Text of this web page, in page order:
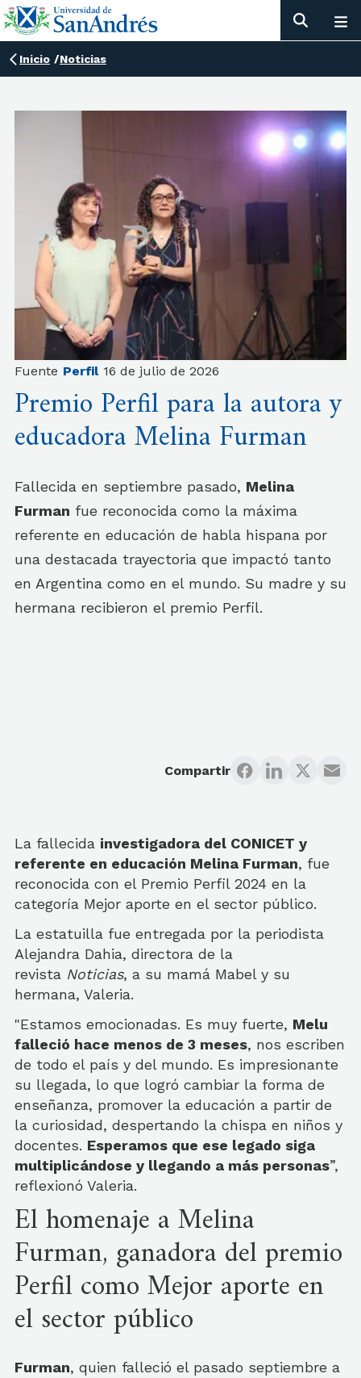
Inicio /Noticias
Fuente Perfil 16 de julio de 2026
Premio Perfil para la autora y
educadora Melina Furman
Fallecida en septiembre pasado, Melina
Furman fue reconocida como la máxima
referente en educación de habla hispana por
una destacada trayectoria que impactó tanto
en Argentina como en el mundo. Su madre y su
hermana recibieron el premio Perfil.
Compartir
La fallecida investigadora del CONICET y
referente en educación Melina Furman, fue
reconocida con el Premio Perfil 2024 en la
categoría Mejor aporte en el sector público.
La estatuilla fue entregada por la periodista
Alejandra Dahia, directora de la
revista Noticias, a su mamá Mabel y su
hermana, Valeria.
"Estamos emocionadas. Es muy fuerte, Melu
falleció hace menos de 3 meses, nos escriben
de todo el país y del mundo. Es impresionante
su llegada, lo que logró cambiar la forma de
enseñanza, promover la educación a partir de
la curiosidad, despertando la chispa en niños y
docentes. Esperamos que ese legado siga
multiplicándose y llegando a más personas”,
reflexionó Valeria.
El homenaje a Melina
Furman, ganadora del premio
Perfil como Mejor aporte en
el sector público
Furman, quien falleció el pasado septiembre a